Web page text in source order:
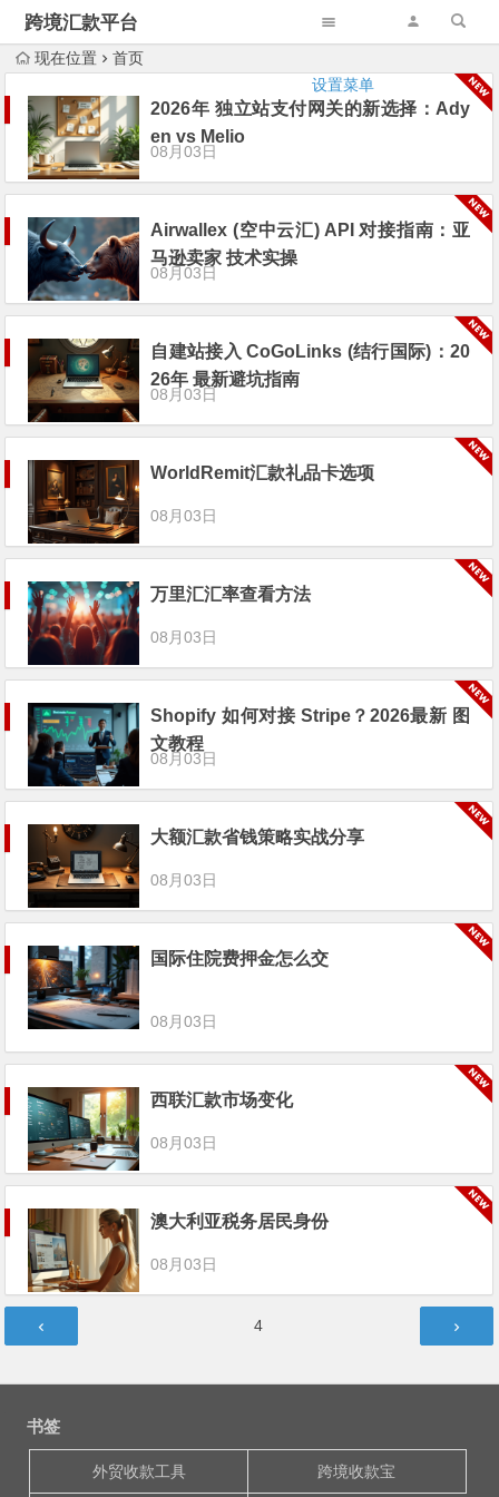
跨境汇款平台
设置菜单
现在位置 首页
2026年 独立站支付网关的新选择：Ady
en vs Melio
08月03日
Airwallex (空中云汇) API 对接指南：亚
马逊卖家 技术实操
08月03日
自建站接入 CoGoLinks (结行国际)：20
26年 最新避坑指南
08月03日
WorldRemit汇款礼品卡选项
08月03日
万里汇汇率查看方法
08月03日
Shopify 如何对接 Stripe？2026最新 图
文教程
08月03日
大额汇款省钱策略实战分享
08月03日
国际住院费押金怎么交
08月03日
西联汇款市场变化
08月03日
澳大利亚税务居民身份
08月03日
章
第4
书签
外贸收款工具 跨境收款宝